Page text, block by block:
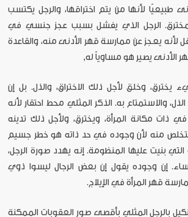
طبيعيًا لأنها من يتم اختراقها، والرجل يكتسب
الرجل الذي يفشل بسبب عجز جنسي في
لأنه يعجز عن ممارسة قهر الأدنى منه، والقاعدة
الأدنى يصير هو مساوياً له,
يخترق، وخلق لأجل ذلك الاختراق، والذل. بل إن
والاستمتاع به. الذكر المثلي محط احتقار لأنه
في ذات مكانة المرأة، ويخترق، ولأجل ذلك تدينه
منه لأن وجوده في حد ذاته هو خطر جسيم
بنيت عليها المنظومة. إنه يهدد صورة الرجل،
إن وجوده يقول إن بعض الرجال ليسوا ذوي
قهر المرأة في الإيلاج.
بالرجل المثلي بأقصى صور العقوبات الممكنة